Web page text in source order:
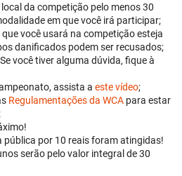
da competição pelo menos 30
em que você irá participar;
você usará na competição esteja
danificados podem ser recusados;
você tiver alguma dúvida, fique à
assista a este vídeo;
Regulamentações da WCA para estar
pública por 10 reais foram atingidas!
serão pelo valor integral de 30